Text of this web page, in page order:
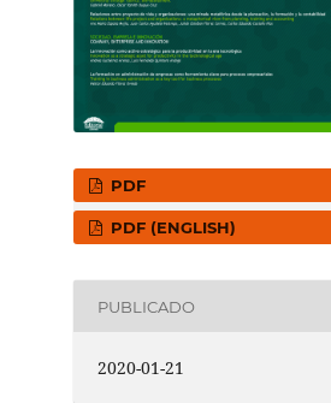
PDF
PDF (ENGLISH)
PUBLICADO
2020-01-21